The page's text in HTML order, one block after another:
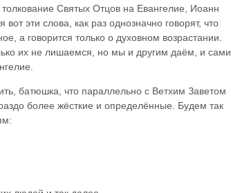
Святых Отцов на Евангелие, Иоанн
эти слова, как раз однозначно говорят, что
а говорится только о духовном возрастании.
их не лишаемся, но мы и другим даём, и сами
батюшка, что параллельно с Ветхим Заветом
более жёсткие и определённые. Будем так